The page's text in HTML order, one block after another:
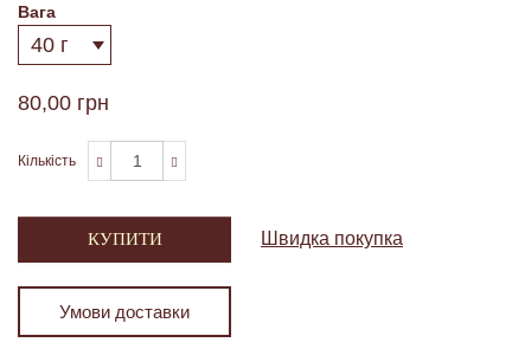
Вага
80,00 грн
Кількість
КУПИТИ Швидка покупка
Умови доставки